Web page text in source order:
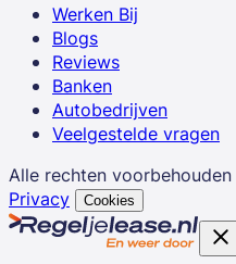
Werken Bij
Blogs
Reviews
Banken
Autobedrijven
Veelgestelde vragen
Alle rechten voorbehouden
Privacy
Cookies